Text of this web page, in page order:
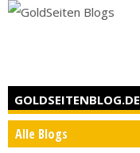
GOLDSEITENBLOG.DE
Alle Blogs